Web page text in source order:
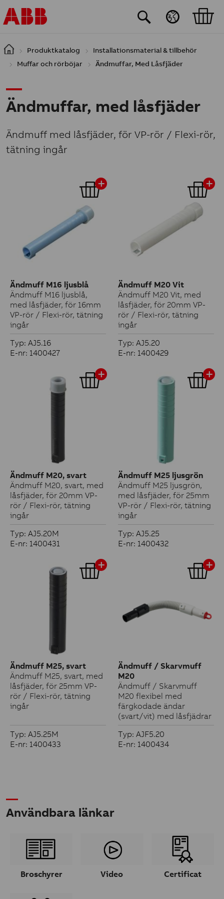
Hoppa till huvudinnehåll
Produktkatalog
Installationsmaterial & tillbehör
Muffar och rörböjar
Ändmuffar, Med Låsfjäder
Ändmuffar, med låsfjäder
Ändmuff med låsfjäder, för VP-rör / Flexi-rör,
tätning ingår
Ändmuff M16 ljusblå
Ändmuff M16 ljusblå,
med låsfjäder, för 16mm
VP-rör / Flexi-rör, tätning
ingår
Typ: AJ5.16
E-nr: 1400427
Ändmuff M20 Vit
Ändmuff M20 Vit, med
låsfjäder, för 20mm VP-
rör / Flexi-rör, tätning
ingår
Typ: AJ5.20
E-nr: 1400429
Ändmuff M20, svart
Ändmuff M20, svart, med
låsfjäder, för 20mm VP-
rör / Flexi-rör, tätning
ingår
Typ: AJ5.20M
E-nr: 1400431
Ändmuff M25 ljusgrön
Ändmuff M25 ljusgrön,
med låsfjäder, för 25mm
VP-rör / Flexi-rör, tätning
ingår
Typ: AJ5.25
E-nr: 1400432
Ändmuff M25, svart
Ändmuff M25, svart, med
låsfjäder, för 25mm VP-
rör / Flexi-rör, tätning
ingår
Typ: AJ5.25M
E-nr: 1400433
Ändmuff / Skarvmuff
M20
Ändmuff / Skarvmuff
M20 flexibel med
färgkodade ändar
(svart/vit) med låsfjädrar
Typ: AJF5.20
E-nr: 1400434
Användbara länkar
Broschyrer Video Certificat